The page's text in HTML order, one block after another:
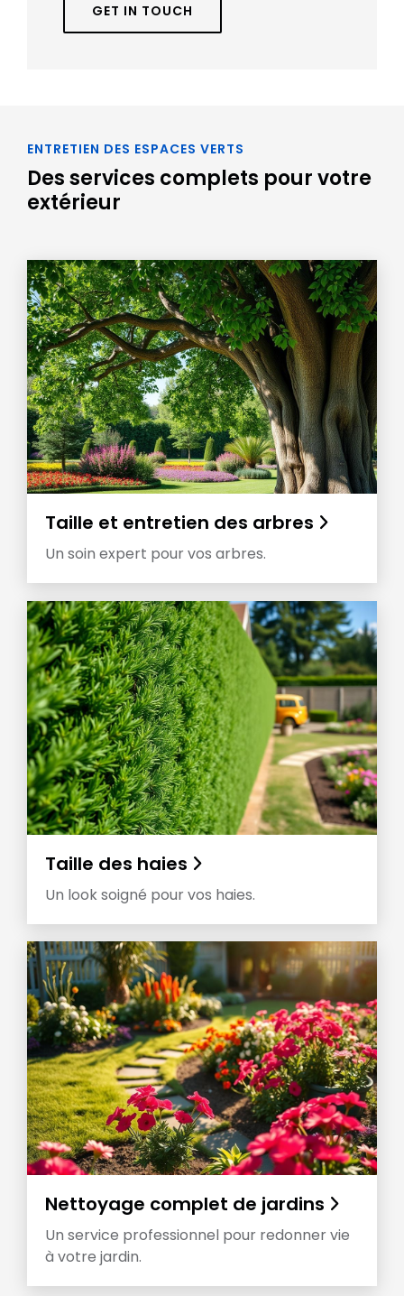
GET IN TOUCH
ENTRETIEN DES ESPACES VERTS
Des services complets pour votre
extérieur
Taille et entretien des arbres
Un soin expert pour vos arbres.
Taille des haies
Un look soigné pour vos haies.
Nettoyage complet de jardins
Un service professionnel pour redonner vie
à votre jardin.